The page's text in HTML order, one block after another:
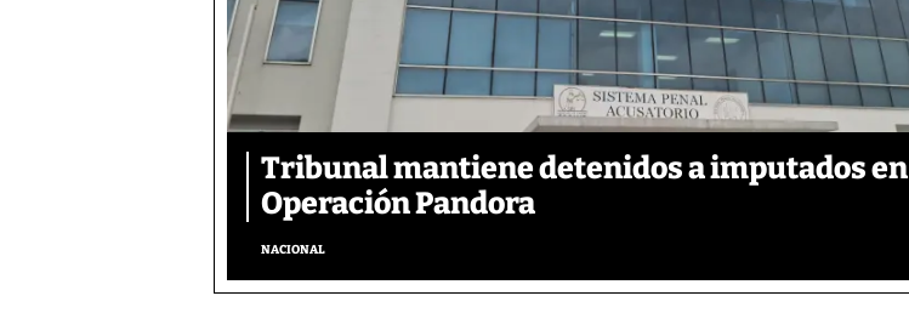
Tribunal mantiene detenidos a imputados en
Operación Pandora
NACIONAL